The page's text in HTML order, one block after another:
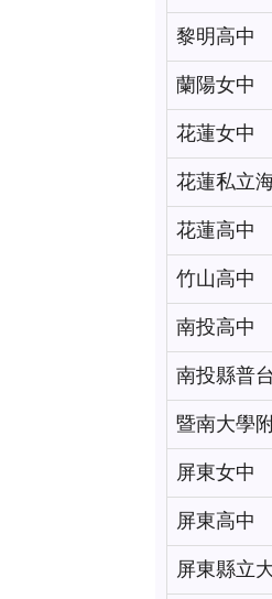
黎明高中
蘭陽女中
花蓮女中
花蓮私立
花蓮高中
竹山高中
南投高中
南投縣普
暨南大學
屏東女中
屏東高中
屏東縣立